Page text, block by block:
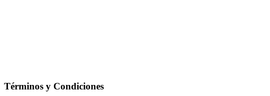
Términos y Condiciones